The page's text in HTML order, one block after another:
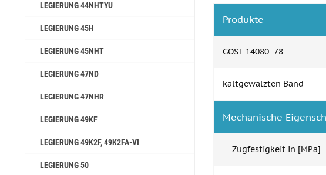
LEGIERUNG 44NHTYU
LEGIERUNG 45H
LEGIERUNG 45NHT
LEGIERUNG 47ND
LEGIERUNG 47NHR
LEGIERUNG 49KF
LEGIERUNG 49K2F, 49K2FA-VI
LEGIERUNG 50
Produkte
GOST 14080−78
kaltgewalzten Band
Mechanische
— Zugfestigkeit in [MPa]